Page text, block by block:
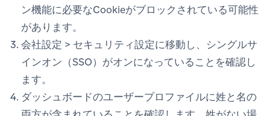
ン機能に必要なCookieがブロックされている可能性
があります。
会社設定 > セキュリティ設定に移動し、シングルサ
インオン（SSO）がオンになっていることを確認し
ます。
ダッシュボードのユーザープロファイルに姓と名の